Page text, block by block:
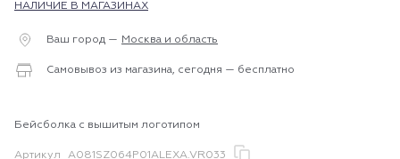
НАЛИЧИЕ В МАГАЗИНАХ
Ваш город — Москва и область
Самовывоз из магазина, сегодня — бесплатно
Бейсболка с вышитым логотипом
Артикул A081SZ064P01ALEXA.VR033